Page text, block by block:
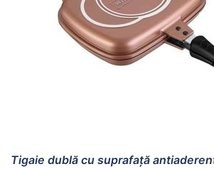
Tigaie dublă cu suprafață